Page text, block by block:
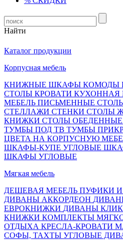
Найти
Каталог продукции
Корпусная мебель
КНИЖНЫЕ ШКАФЫ КОМОДЫ
СТОЛЫ КРОВАТИ КУХОННАЯ
МЕБЕЛЬ ПИСЬМЕННЫЕ
СТЕЛЛАЖИ СТЕНКИ СТОЛЫ
КНИЖКИ СТОЛЫ ОБЕДЕННЫЕ
ТУМБЫ ПОД ТВ ТУМБЫ
ЦВЕТА НА КОРПУСНУЮ
ШКАФЫ-КУПЕ УГЛОВЫЕ
ШКАФЫ УГЛОВЫЕ
Мягкая мебель
ДЕШЕВАЯ МЕБЕЛЬ ПУФИКИ
ДИВАНЫ АККОРДЕОН
ЕВРОКНИЖКИ ДИВАНЫ
КНИЖКИ КОМПЛЕКТЫ
ОТДЫХА КРЕСЛА-КРОВАТИ
СОФЫ, ТАХТЫ УГЛОВЫЕ